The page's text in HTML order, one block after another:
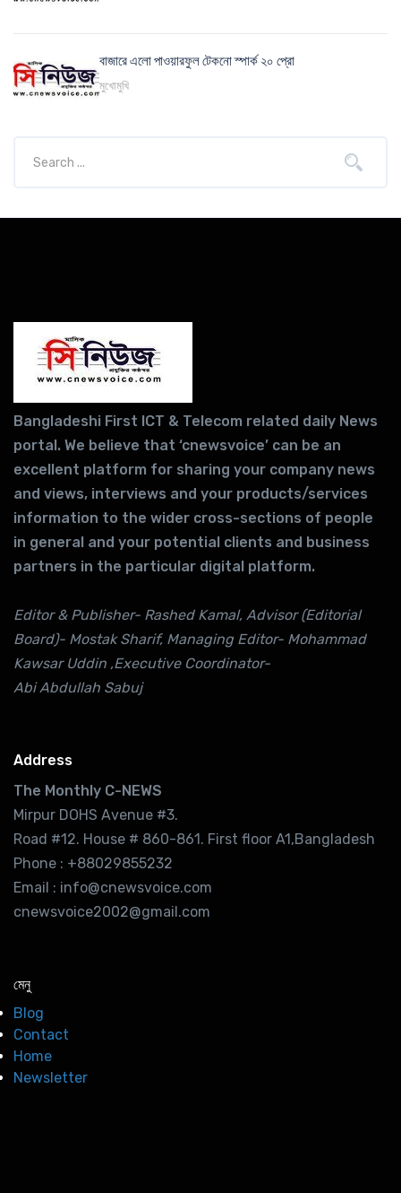
বাজারে এলো পাওয়ারফুল টেকনো স্পার্ক ২০ প্রো
মুখোমুখি
Bangladeshi First ICT & Telecom related daily News
portal. We believe that ‘cnewsvoice’ can be an
excellent platform for sharing your company news
and views, interviews and your products/services
information to the wider cross-sections of people
in general and your potential clients and business
partners in the particular digital platform.
Editor & Publisher- Rashed Kamal, Advisor (Editorial
Board)- Mostak Sharif, Managing Editor- Mohammad
Kawsar Uddin ,Executive Coordinator-
Abi Abdullah Sabuj
Address
The Monthly C-NEWS
Mirpur DOHS Avenue #3.
Road #12. House # 860-861. First floor A1,Bangladesh
Phone : +88029855232
Email : info@cnewsvoice.com
cnewsvoice2002@gmail.com
মেনু
Blog
Contact
Home
Newsletter